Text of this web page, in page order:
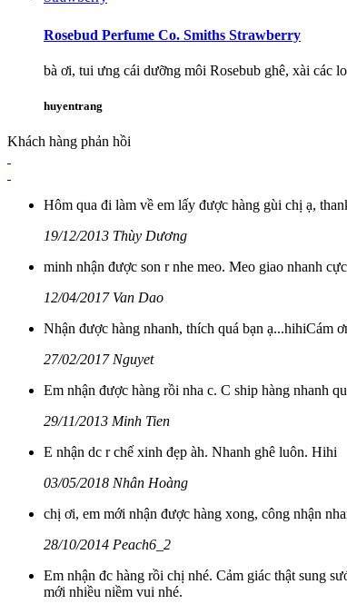
Rosebud Perfume Co. Smiths Strawberry
bà ơi, tui ưng cái dưỡng môi Rosebub ghê, xài các
huyentrang
Khách hàng phản hồi
Hôm qua đi làm về em lấy được hàng gùi chị ạ,
19/12/2013 Thùy Dương
minh nhận được son r nhe meo. Meo giao nhanh
12/04/2017 Van Dao
Nhận được hàng nhanh, thích quá bạn ạ...hihiCám
27/02/2017 Nguyet
Em nhận được hàng rồi nha c. C ship hàng nhanh
29/11/2013 Minh Tien
E nhận dc r chế xinh đẹp àh. Nhanh ghê luôn. Hihi
03/05/2018 Nhân Hoàng
chị ơi, em mới nhận được hàng xong, công nhận
28/10/2014 Peach6_2
Em nhận đc hàng rồi chị nhé. Cảm giác thật sung
mới nhiều niềm vui nhé.